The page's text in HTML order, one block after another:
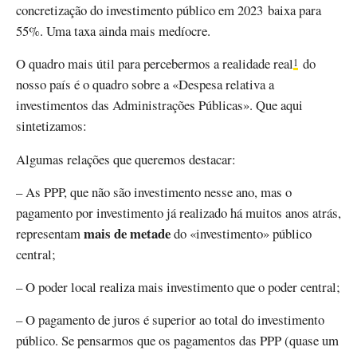
concretização do investimento público em 2023 baixa para
55%. Uma taxa ainda mais medíocre.
O quadro mais útil para percebermos a realidade real1 do
nosso país é o quadro sobre a «Despesa relativa a
investimentos das Administrações Públicas». Que aqui
sintetizamos:
Algumas relações que queremos destacar:
– As PPP, que não são investimento nesse ano, mas o
pagamento por investimento já realizado há muitos anos atrás,
representammais de metadedo «investimento» público
central;
– O poder local realiza mais investimento que o poder central;
– O pagamento de juros é superior ao total do investimento
público. Se pensarmos que os pagamentos das PPP (quase um